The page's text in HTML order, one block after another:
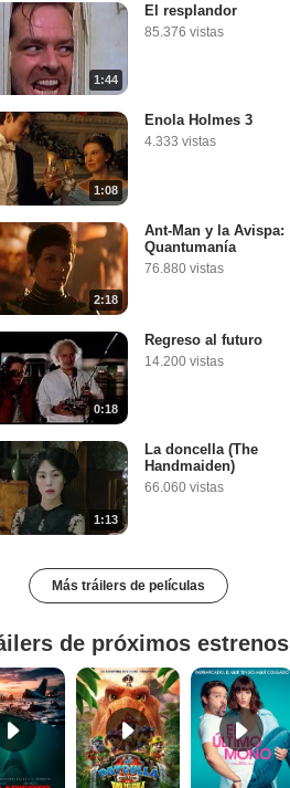
1:44
El resplandor
85.376 vistas
1:08
Enola Holmes 3
4.333 vistas
2:18
Ant-Man y la Avispa:
Quantumanía
76.880 vistas
0:18
Regreso al futuro
14.200 vistas
1:13
La doncella (The
Handmaiden)
66.060 vistas
Más tráilers de películas
de próximos estrenos
En mar abierto Tráiler Patrulla Canina: La Dino película Tráiler VO El último mono Tráiler